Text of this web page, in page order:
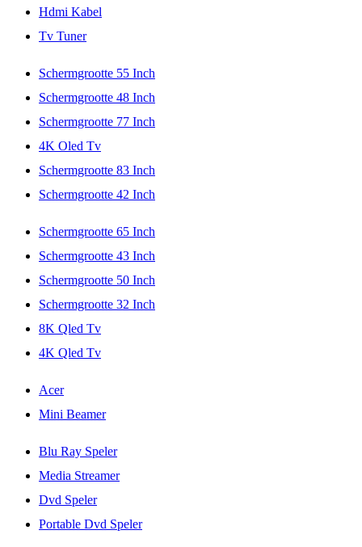
Hdmi Kabel
Tv Tuner
Schermgrootte 55 Inch
Schermgrootte 48 Inch
Schermgrootte 77 Inch
4K Oled Tv
Schermgrootte 83 Inch
Schermgrootte 42 Inch
Schermgrootte 65 Inch
Schermgrootte 43 Inch
Schermgrootte 50 Inch
Schermgrootte 32 Inch
8K Qled Tv
4K Qled Tv
Acer
Mini Beamer
Blu Ray Speler
Media Streamer
Dvd Speler
Portable Dvd Speler